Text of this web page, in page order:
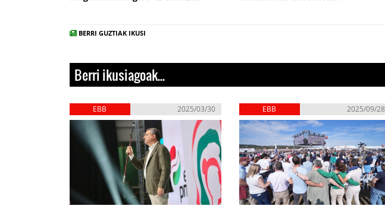
BERRI GUZTIAK IKUSI
Berri ikusiagoak...
EBB 2025/03/30 EBB 2025/09/28